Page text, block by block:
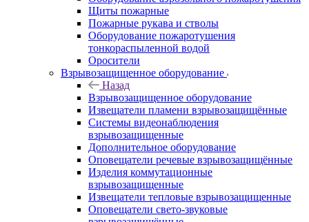
Щиты пожарные
Пожарные рукава и стволы
Оборудование пожаротушения
тонкораспыленной водой
Оросители
Взрывозащищенное оборудование
Назад
Взрывозащищенное оборудование
Извещатели пламени взрывозащищённые
Системы видеонаблюдения
взрывозащищенные
Дополнительное оборудование
Оповещатели речевые взрывозащищённые
Изделия коммутационные
взрывозащищенные
Извещатели тепловые взрывозащищенные
Оповещатели свето-звуковые